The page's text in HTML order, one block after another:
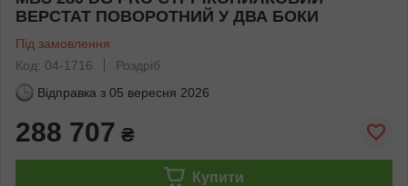
ВЕРСТАТ ПОВОРОТНИЙ У ДВА БОКИ
Під замовлення
Код: 04-1716
Роздріб
Відправка з 05 вересня 2026
288 707 ₴
Купити